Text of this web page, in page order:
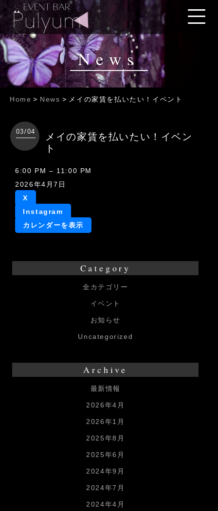
News
Home > News > メイの家賃を払いたい！イベント
03/04
メイの家賃を払いたい！イベン
ト
メ
イ
6:00 PM – 11:00 PM
2026年4月7日
X
Instagram
カレンダーを表示
Category
全カテゴリー
イベント
お知らせ
Uncategorized
Archive
最新情報
2026年4月
2026年1月
2025年8月
2025年6月
2024年9月
2024年7月
2024年4月